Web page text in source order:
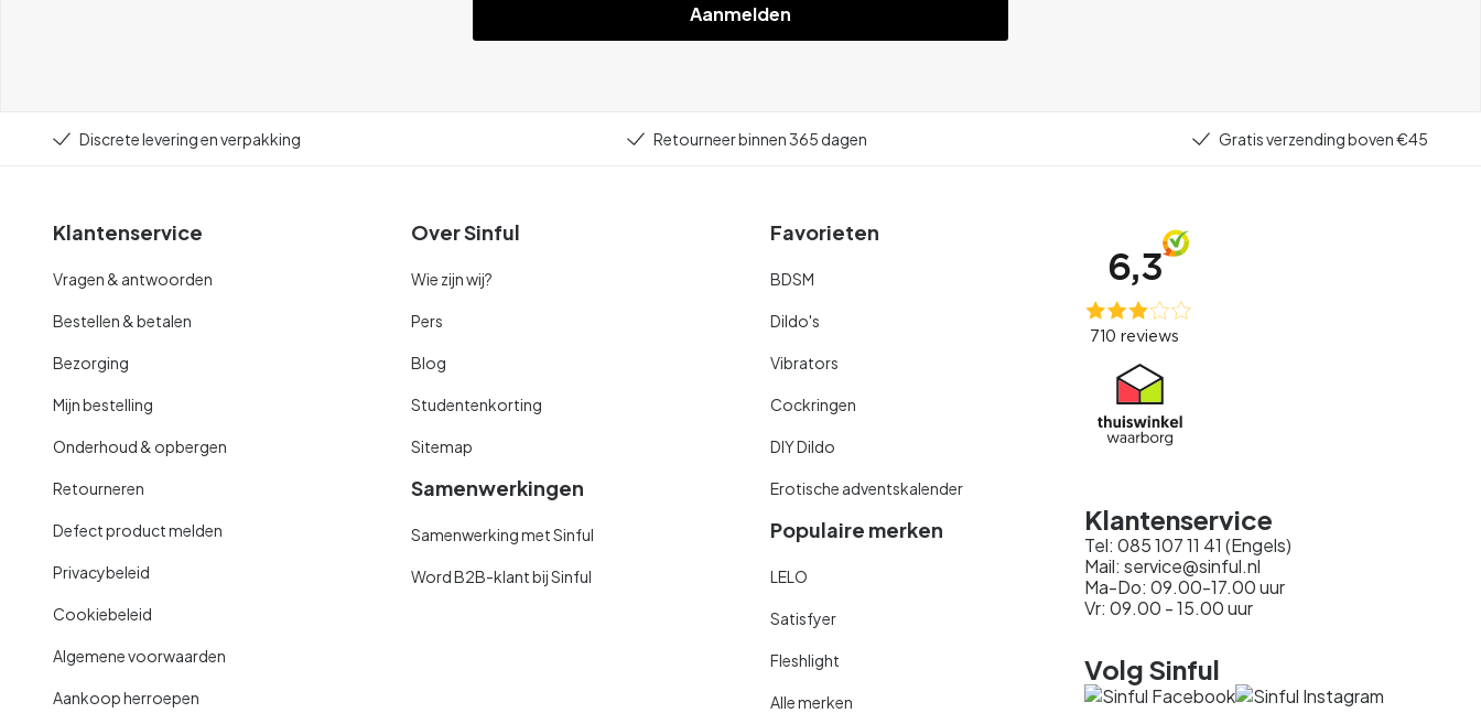
Aanmelden
Discrete levering en verpakking Retourneer binnen 365 dagen Gratis verzending boven €45
Klantenservice
Vragen & antwoorden
Bestellen & betalen
Bezorging
Mijn bestelling
Onderhoud & opbergen
Retourneren
Defect product melden
Privacybeleid
Cookiebeleid
Algemene voorwaarden
Aankoop herroepen
Over Sinful
Wie zijn wij?
Pers
Blog
Studentenkorting
Sitemap
Samenwerkingen
Samenwerking met Sinful
Word B2B-klant bij Sinful
Favorieten
BDSM
Dildo's
Vibrators
Cockringen
DIY Dildo
Erotische adventskalender
Populaire merken
LELO
Satisfyer
Fleshlight
Alle merken
Klantenservice
Tel: 085 107 11 41 (Engels)
Mail: service@sinful.nl
Ma-Do: 09.00-17.00 uur
Vr: 09.00 - 15.00 uur
Volg Sinful